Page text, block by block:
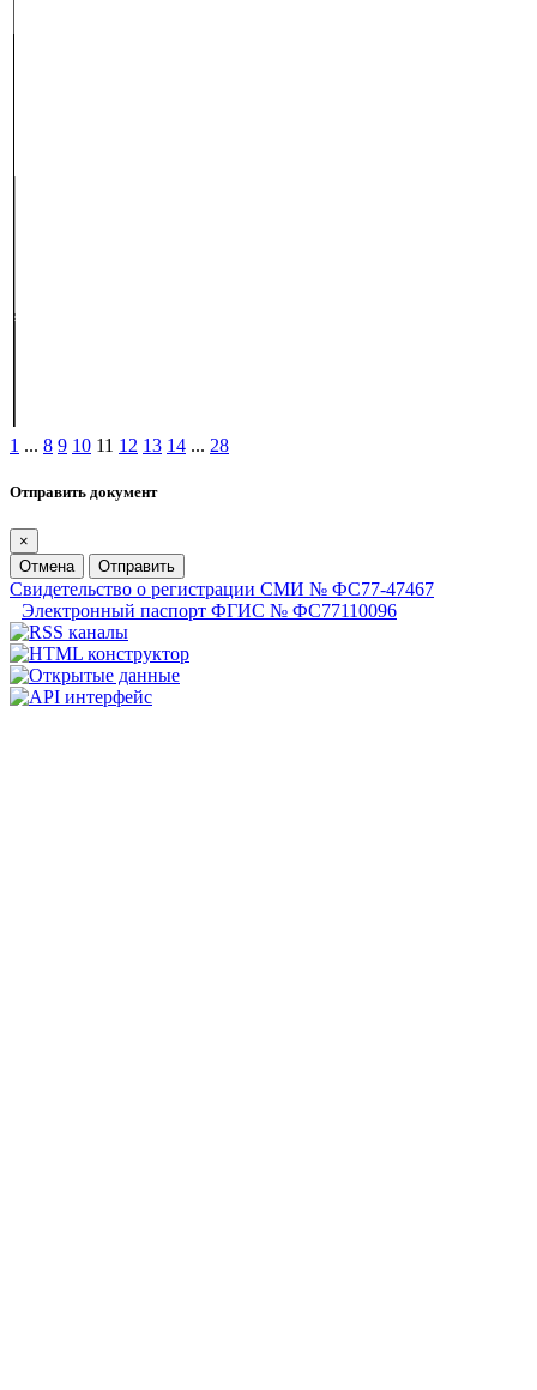
1 ... 8 9 10 11 12 13 14 ... 28
Отправить документ
×
Отмена
Отправить
Свидетельство о регистрации СМИ № ФС77-47467
Электронный паспорт ФГИС № ФС77110096